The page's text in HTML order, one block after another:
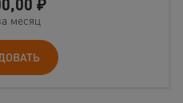
месяц